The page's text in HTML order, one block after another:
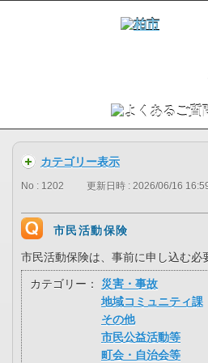
カテゴリー表示
No : 1202 更新日時 : 2026/06/16
市民活動保険
市民活動保険は、事前に申し込む必
カテゴリー：
災害・事故
地域コミュニティ課
その他
市民公益活動等
町会・自治会等